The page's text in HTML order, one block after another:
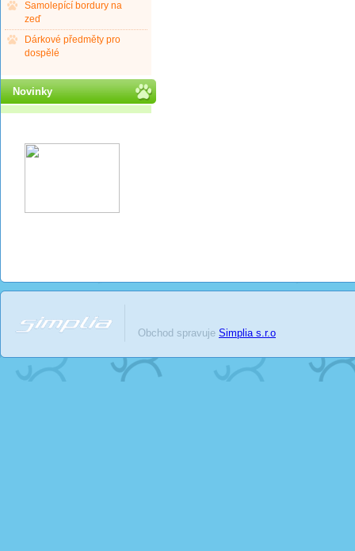
Samolepící bordury na
zeď
Dárkové předměty pro
dospělé
Novinky
Obchod spravuje Simplia s.r.o